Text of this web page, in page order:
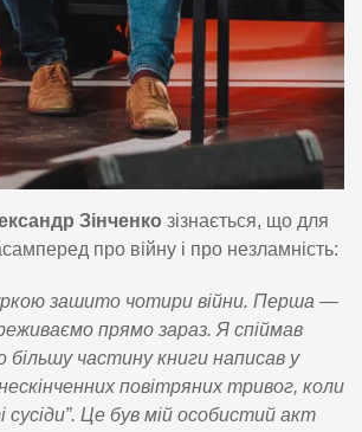
Зінченко зізнається, що для
про війну і про незламність:
зашито чотири війни. Перша —
прямо зараз. Я спіймав
більшу частину книги написав у
повітряних тривог, коли
сусіди”. Це був мій особистий акт